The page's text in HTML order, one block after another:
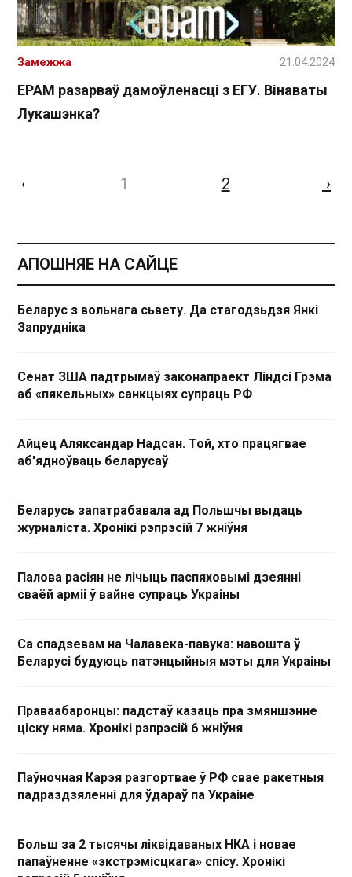
EPAM разарваў дамоўленасці з ЕГУ. Вінаваты
Лукашэнка?
Замежжа 21.04.2024
‹ 1 2 ›
АПОШНЯЕ НА САЙЦЕ
Беларус з вольнага сьвету. Да стагодзьдзя Янкі
Запрудніка
Сенат ЗША падтрымаў законапраект Ліндсі Грэма
аб «пякельных» санкцыях супраць РФ
Айцец Аляксандар Надсан. Той, хто працягвае
аб'ядноўваць беларусаў
Беларусь запатрабавала ад Польшчы выдаць
журналіста. Хронікі рэпрэсій 7 жніўня
Палова расіян не лічыць паспяховымі дзеянні
сваёй арміі ў вайне супраць Украіны
Са спадзевам на Чалавека-павука: навошта ў
Беларусі будуюць патэнцыйныя мэты для Украіны
Праваабаронцы: падстаў казаць пра змяншэнне
ціску няма. Хронікі рэпрэсій 6 жніўня
Паўночная Карэя разгортвае ў РФ свае ракетныя
падраздзяленні для ўдараў па Украіне
Больш за 2 тысячы ліквідаваных НКА і новае
папаўненне «экстрэмісцкага» спісу. Хронікі